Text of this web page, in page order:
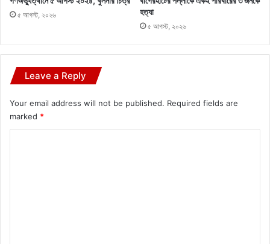
৫ আগস্ট, ২০২৬
হত্যা
৫ আগস্ট, ২০২৬
Leave a Reply
Your email address will not be published. Required fields are
marked *